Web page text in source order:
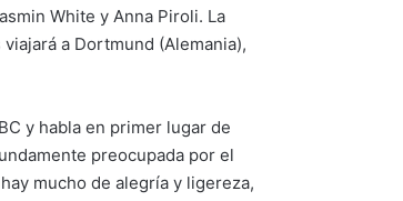
White y Anna Piroli. La
a Dortmund (Alemania),
y habla en primer lugar de
preocupada por el
mucho de alegría y ligereza,